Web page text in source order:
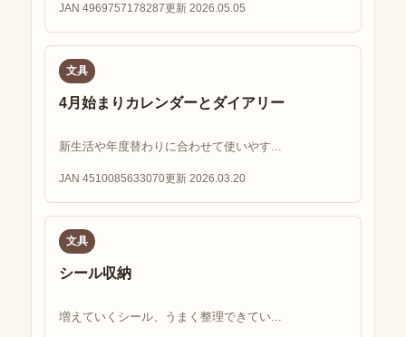
JAN 4969757178287更新 2026.05.05
文具
4月始まりカレンダーとダイアリー
新生活や年度替わりに合わせて使いやす...
JAN 4510085633070更新 2026.03.20
文具
シール収納
増えていくシール、うまく整理できてい...